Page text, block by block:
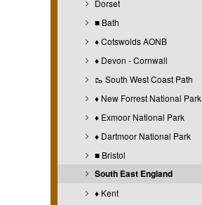
Dorset
■ Bath
♦ Cotswolds AONB
♦ Devon - Cornwall
🥾 South West Coast Path
♦ New Forrest National Park
♦ Exmoor National Park
♦ Dartmoor National Park
■ Bristol
South East England
♦ Kent